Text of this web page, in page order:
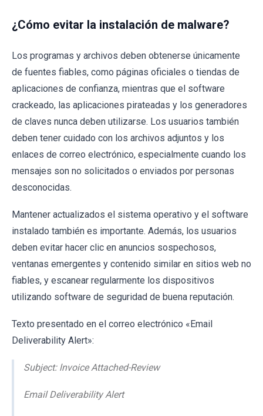
¿Cómo evitar la instalación de malware?
Los programas y archivos deben obtenerse únicamente
de fuentes fiables, como páginas oficiales o tiendas de
aplicaciones de confianza, mientras que el software
crackeado, las aplicaciones pirateadas y los generadores
de claves nunca deben utilizarse. Los usuarios también
deben tener cuidado con los archivos adjuntos y los
enlaces de correo electrónico, especialmente cuando los
mensajes son no solicitados o enviados por personas
desconocidas.
Mantener actualizados el sistema operativo y el software
instalado también es importante. Además, los usuarios
deben evitar hacer clic en anuncios sospechosos,
ventanas emergentes y contenido similar en sitios web no
fiables, y escanear regularmente los dispositivos
utilizando software de seguridad de buena reputación.
Texto presentado en el correo electrónico «Email
Deliverability Alert»:
Subject: lnvoice Attached-Review
Email Deliverability Alert